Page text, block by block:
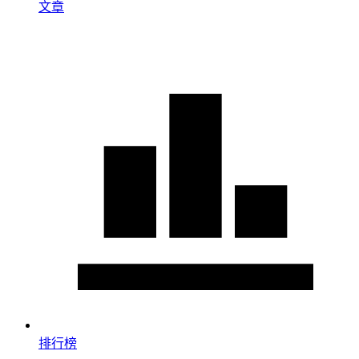
文章
排行榜